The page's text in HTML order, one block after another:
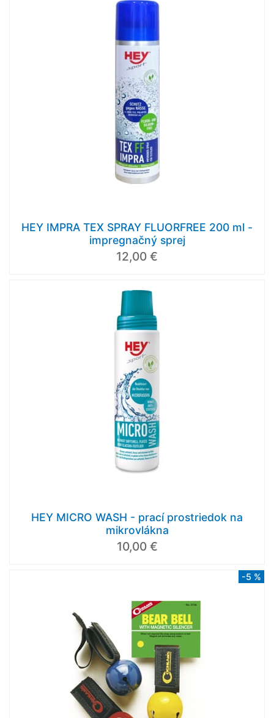
HEY IMPRA TEX SPRAY FLUORFREE 200 ml -
impregnačný sprej
12,00 €
HEY MICRO WASH - prací prostriedok na
mikrovlákna
10,00 €
-5 %